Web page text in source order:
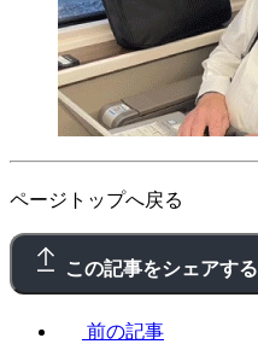
ページトップへ戻る
この記事をシェアする
前の記事